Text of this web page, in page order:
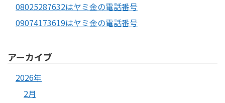
08025287632はヤミ金の電話番号
09074173619はヤミ金の電話番号
アーカイブ
2026年
2月